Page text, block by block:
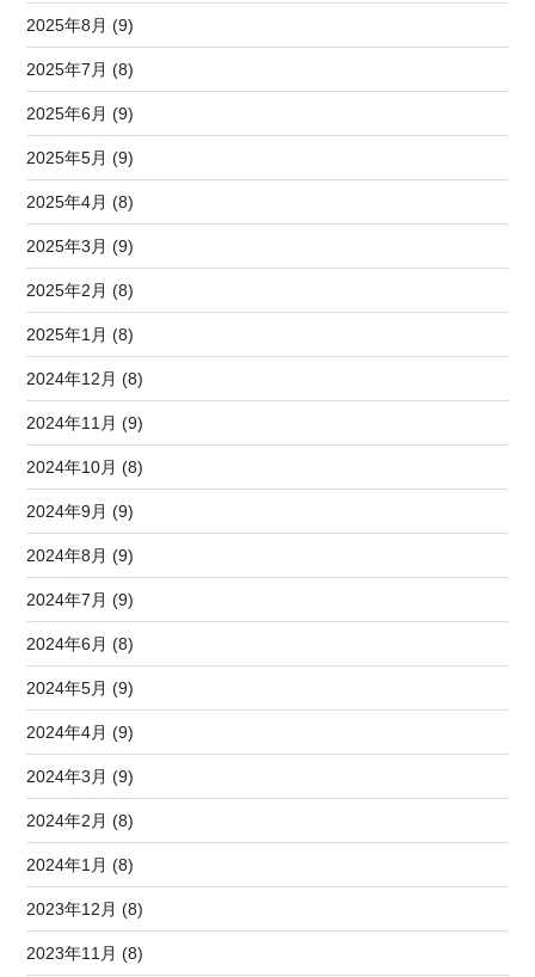
2025年8月 (9)
2025年7月 (8)
2025年6月 (9)
2025年5月 (9)
2025年4月 (8)
2025年3月 (9)
2025年2月 (8)
2025年1月 (8)
2024年12月 (8)
2024年11月 (9)
2024年10月 (8)
2024年9月 (9)
2024年8月 (9)
2024年7月 (9)
2024年6月 (8)
2024年5月 (9)
2024年4月 (9)
2024年3月 (9)
2024年2月 (8)
2024年1月 (8)
2023年12月 (8)
2023年11月 (8)